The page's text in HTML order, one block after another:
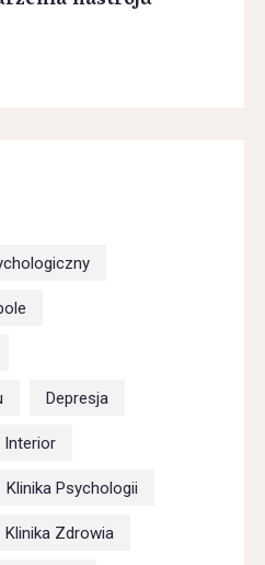
Depresja
Interior
Klinika Psychologii
Klinika Zdrowia